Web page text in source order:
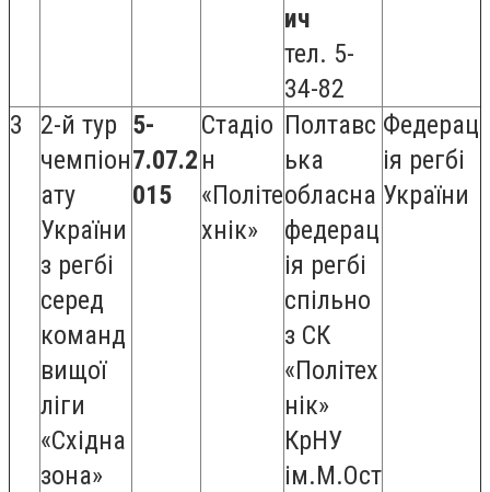
ич
тел. 5-
34-82
3
2-й тур
чемпіон
ату
України
з регбі
серед
команд
вищої
ліги
«Східна
зона»
5-
7.07.2
015
Стадіо
н
«Політе
хнік»
Полтавс
ька
обласна
федерац
ія регбі
спільно
з СК
«Політех
нік»
КрНУ
ім.М.Ост
Федерац
ія регбі
України